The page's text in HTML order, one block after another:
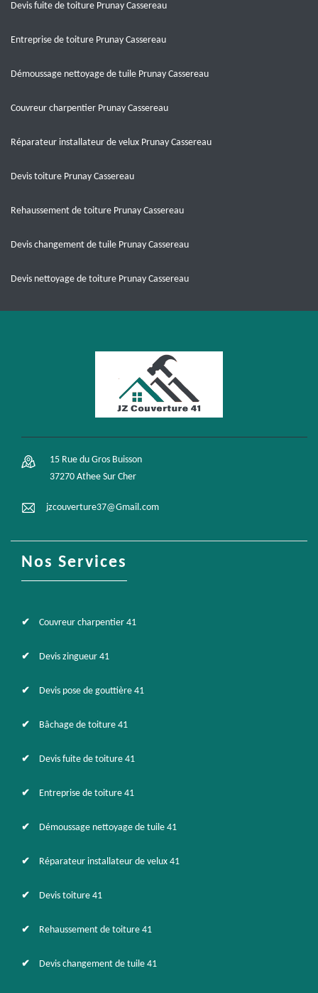
Devis fuite de toiture Prunay Cassereau
Entreprise de toiture Prunay Cassereau
Démoussage nettoyage de tuile Prunay Cassereau
Couvreur charpentier Prunay Cassereau
Réparateur installateur de velux Prunay Cassereau
Devis toiture Prunay Cassereau
Rehaussement de toiture Prunay Cassereau
Devis changement de tuile Prunay Cassereau
Devis nettoyage de toiture Prunay Cassereau
15 Rue du Gros Buisson
37270 Athee Sur Cher
jzcouverture37@Gmail.com
Nos Services
Couvreur charpentier 41
Devis zingueur 41
Devis pose de gouttière 41
Bâchage de toiture 41
Devis fuite de toiture 41
Entreprise de toiture 41
Démoussage nettoyage de tuile 41
Réparateur installateur de velux 41
Devis toiture 41
Rehaussement de toiture 41
Devis changement de tuile 41